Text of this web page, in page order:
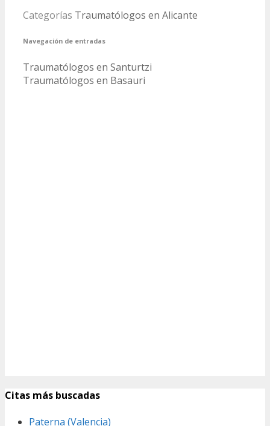
Categorías Traumatólogos en Alicante
Navegación de entradas
Traumatólogos en Santurtzi
Traumatólogos en Basauri
Citas más buscadas
Paterna (Valencia)